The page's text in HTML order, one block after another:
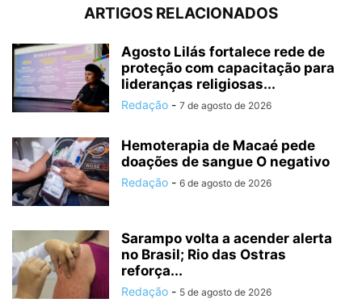
ARTIGOS RELACIONADOS
Agosto Lilás fortalece rede de
proteção com capacitação para
lideranças religiosas...
Redação - 7 de agosto de 2026
Hemoterapia de Macaé pede
doações de sangue O negativo
Redação - 6 de agosto de 2026
Sarampo volta a acender alerta
no Brasil; Rio das Ostras
reforça...
Redação - 5 de agosto de 2026